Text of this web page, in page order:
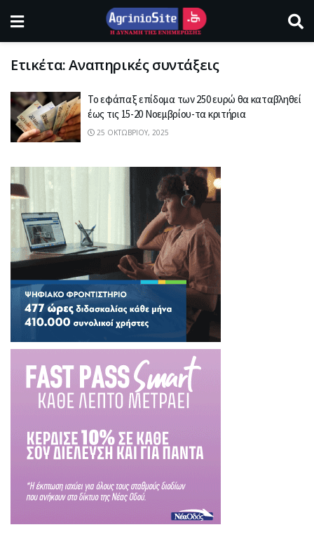
Ετικέτα:Αναπηρικές συντάξεις
Το εφάπαξ επίδομα των 250 ευρώ θα καταβληθεί
έως τις 15-20 Νοεμβρίου-τα κριτήρια
25 ΟΚΤΩΒΡΊΟΥ, 2025